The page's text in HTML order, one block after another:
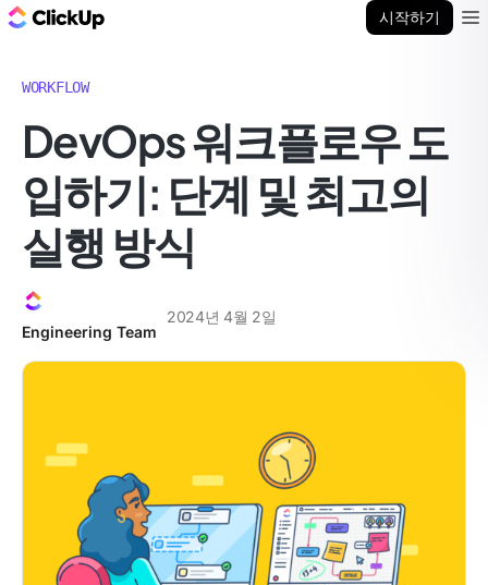
시작하기
WORKFLOW
DevOps 워크플로우 도
입하기: 단계 및 최고의
실행 방식
Engineering Team
2024년 4월 2일